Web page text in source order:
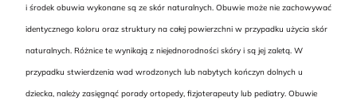
i środek obuwia wykonane są ze skór naturalnych. Obuwie może nie zachowywać
identycznego koloru oraz struktury na całej powierzchni w przypadku użycia skór
naturalnych. Różnice te wynikają z niejednorodności skóry i są jej zaletą. W
przypadku stwierdzenia wad wrodzonych lub nabytych kończyn dolnych u
dziecka, należy zasięgnąć porady ortopedy, fizjoterapeuty lub pediatry. Obuwie